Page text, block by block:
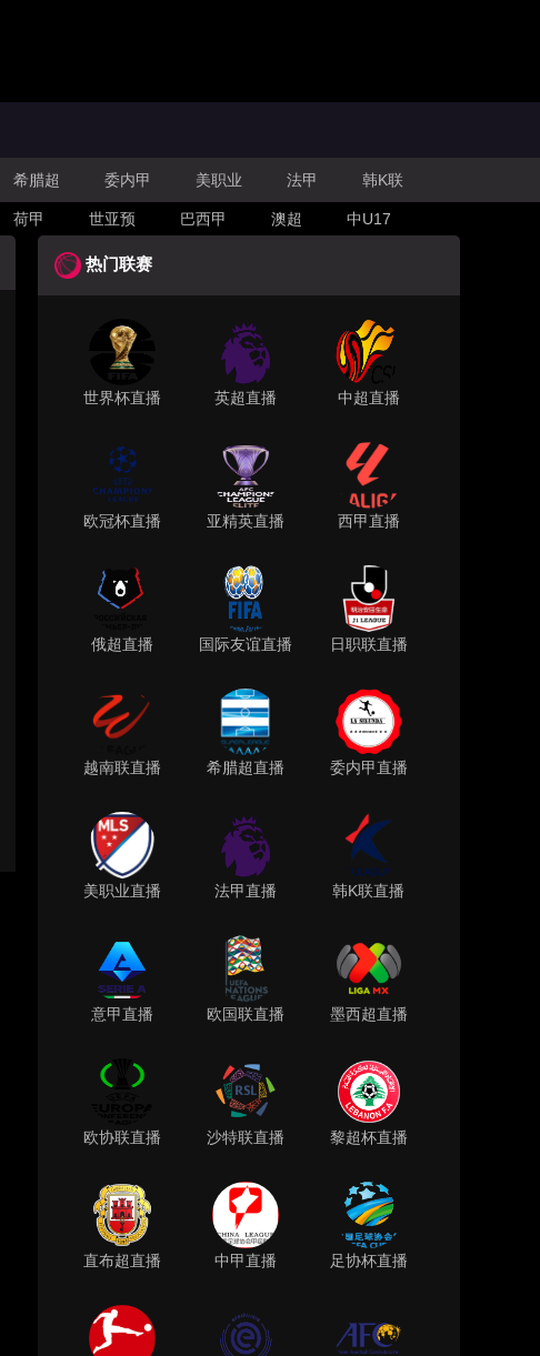
希腊超 委内甲 美职业 法甲 韩K联
荷甲 世亚预 巴西甲 澳超 中U17
热门联赛
世界杯直播 英超直播 中超直播
欧冠杯直播 亚精英直播 西甲直播
俄超直播 国际友谊直播 日职联直播
越南联直播 希腊超直播 委内甲直播
美职业直播 法甲直播 韩K联直播
意甲直播 欧国联直播 墨西超直播
欧协联直播 沙特联直播 黎超杯直播
直布超直播 中甲直播 足协杯直播